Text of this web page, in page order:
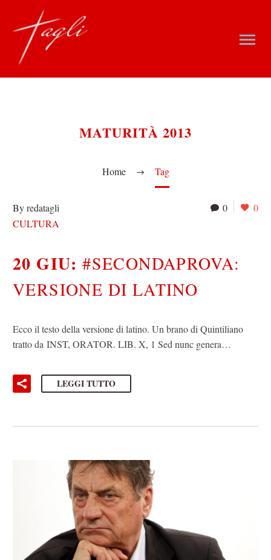
MATURITÀ 2013
Home Tag
0 0
By redatagli
CULTURA
20 GIU:#SECONDAPROVA:
VERSIONE DI LATINO
Ecco il testo della versione di latino. Un brano di Quintiliano
tratto da INST, ORATOR. LIB. X, 1 Sed nunc genera…
LEGGI TUTTO